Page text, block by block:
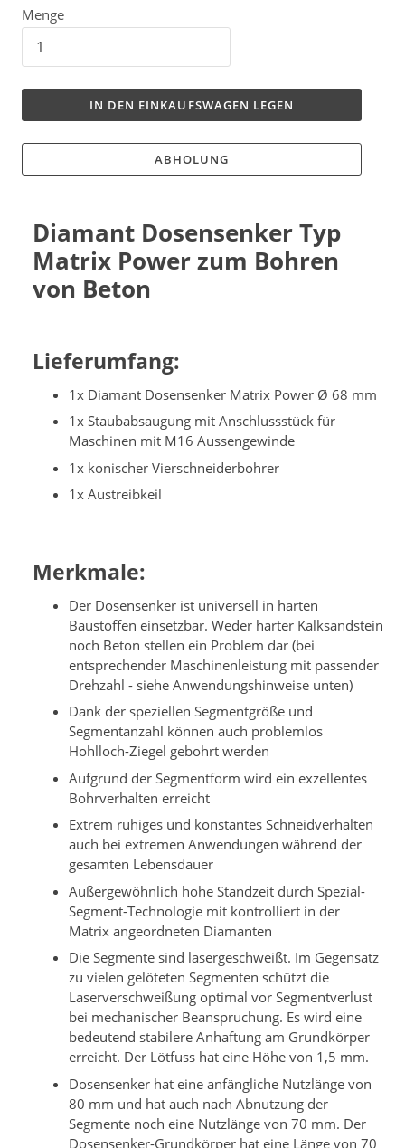
Menge
IN DEN EINKAUFSWAGEN LEGEN
ABHOLUNG
Diamant Dosensenker Typ
Matrix Power zum Bohren
von Beton
Lieferumfang:
1x Diamant Dosensenker Matrix Power Ø 68 mm
1x Staubabsaugung mit Anschlussstück für
Maschinen mit M16 Aussengewinde
1x konischer Vierschneiderbohrer
1x Austreibkeil
Merkmale:
Der Dosensenker ist universell in harten
Baustoffen einsetzbar. Weder harter Kalksandstein
noch Beton stellen ein Problem dar (bei
entsprechender Maschinenleistung mit passender
Drehzahl - siehe Anwendungshinweise unten)
Dank der speziellen Segmentgröße und
Segmentanzahl können auch problemlos
Hohlloch-Ziegel gebohrt werden
Aufgrund der Segmentform wird ein exzellentes
Bohrverhalten erreicht
Extrem ruhiges und konstantes Schneidverhalten
auch bei extremen Anwendungen während der
gesamten Lebensdauer
Außergewöhnlich hohe Standzeit durch Spezial-
Segment-Technologie mit kontrolliert in der
Matrix angeordneten Diamanten
Die Segmente sind lasergeschweißt. Im Gegensatz
zu vielen gelöteten Segmenten schützt die
Laserverschweißung optimal vor Segmentverlust
bei mechanischer Beanspruchung. Es wird eine
bedeutend stabilere Anhaftung am Grundkörper
erreicht. Der Lötfuss hat eine Höhe von 1,5 mm.
Dosensenker hat eine anfängliche Nutzlänge von
80 mm und hat auch nach Abnutzung der
Segmente noch eine Nutzlänge von 70 mm. Der
Dosensenker-Grundkörper hat eine Länge von 70